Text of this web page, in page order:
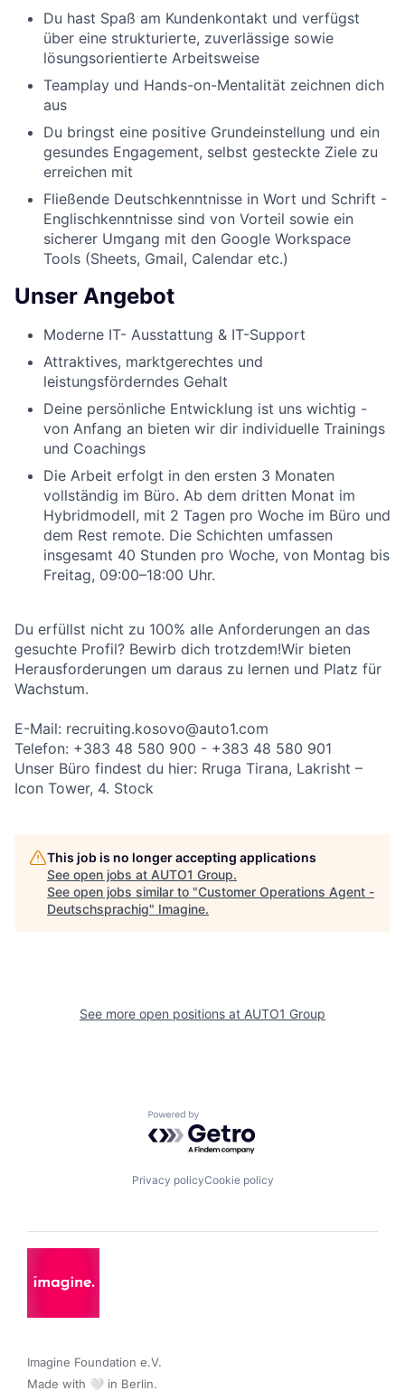
Du hast Spaß am Kundenkontakt und verfügst
über eine strukturierte, zuverlässige sowie
lösungsorientierte Arbeitsweise
Teamplay und Hands-on-Mentalität zeichnen dich
aus
Du bringst eine positive Grundeinstellung und ein
gesundes Engagement, selbst gesteckte Ziele zu
erreichen mit
Fließende Deutschkenntnisse in Wort und Schrift -
Englischkenntnisse sind von Vorteil sowie ein
sicherer Umgang mit den Google Workspace
Tools (Sheets, Gmail, Calendar etc.)
Unser Angebot
Moderne IT- Ausstattung & IT-Support
Attraktives, marktgerechtes und
leistungsförderndes Gehalt
Deine persönliche Entwicklung ist uns wichtig -
von Anfang an bieten wir dir individuelle Trainings
und Coachings
Die Arbeit erfolgt in den ersten 3 Monaten
vollständig im Büro. Ab dem dritten Monat im
Hybridmodell, mit 2 Tagen pro Woche im Büro und
dem Rest remote. Die Schichten umfassen
insgesamt 40 Stunden pro Woche, von Montag bis
Freitag, 09:00–18:00 Uhr.
Du erfüllst nicht zu 100% alle Anforderungen an das
gesuchte Profil? Bewirb dich trotzdem!Wir bieten
Herausforderungen um daraus zu lernen und Platz für
Wachstum.
E-Mail: recruiting.kosovo@auto1.com
Telefon: +383 48 580 900 - +383 48 580 901
Unser Büro findest du hier: Rruga Tirana, Lakrisht –
Icon Tower, 4. Stock
This job is no longer accepting applications
See open jobs at AUTO1 Group.
See open jobs similar to "Customer Operations Agent -
Deutschsprachig" Imagine.
See more open positions at AUTO1 Group
Powered by Getro.com
Privacy policyCookie policy
Imagine Foundation e.V.
Made with 🤍 in Berlin.